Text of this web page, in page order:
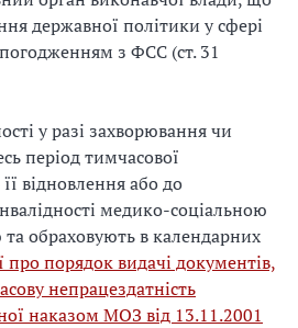
державної політики у сфері
з ФСС (ст. 31
у разі захворювання чи
період тимчасової
відновлення або до
медико-соціальною
обраховують в календарних
про порядок видачі документів,
непрацездатність
наказом МОЗ від 13.11.2001